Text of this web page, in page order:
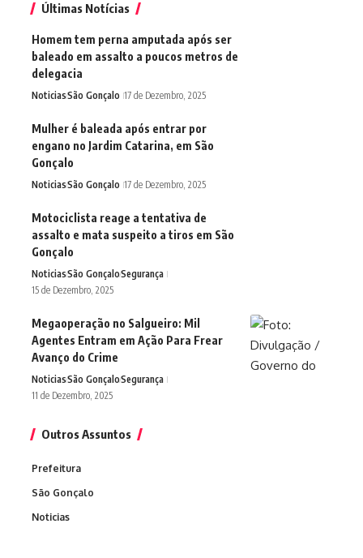
Últimas Notícias
Homem tem perna amputada após ser
baleado em assalto a poucos metros de
delegacia
NoticiasSão Gonçalo 17 de Dezembro, 2025
Mulher é baleada após entrar por
engano no Jardim Catarina, em São
Gonçalo
NoticiasSão Gonçalo 17 de Dezembro, 2025
Motociclista reage a tentativa de
assalto e mata suspeito a tiros em São
Gonçalo
NoticiasSão GonçaloSegurança
15 de Dezembro, 2025
Megaoperação no Salgueiro: Mil
Agentes Entram em Ação Para Frear
Avanço do Crime
NoticiasSão GonçaloSegurança
11 de Dezembro, 2025
Outros Assuntos
Prefeitura
São Gonçalo
Noticias